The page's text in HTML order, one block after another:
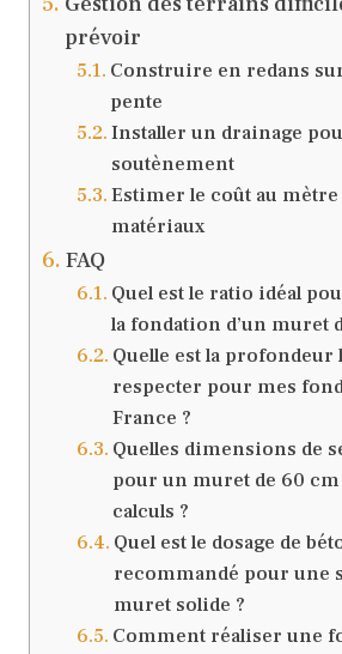
prévoir
Construire en redans
pente
Installer un drainage
soutènement
Estimer le coût au
matériaux
FAQ
Quel est le ratio idéal
la fondation d’un muret
Quelle est la profondeur
respecter pour mes
France ?
Quelles dimensions de
pour un muret de 60
calculs ?
Quel est le dosage de
recommandé pour une
muret solide ?
Comment réaliser une